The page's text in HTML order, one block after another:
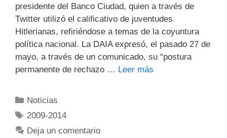
presidente del Banco Ciudad, quien a través de
Twitter utilizó el calificativo de juventudes
Hitlerianas, refiriéndose a temas de la coyuntura
política nacional. La DAIA expresó, el pasado 27 de
mayo, a través de un comunicado, su “postura
permanente de rechazo … Leer más
Noticias
2009-2014
Deja un comentario